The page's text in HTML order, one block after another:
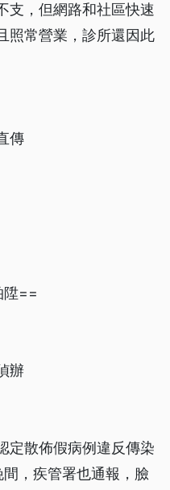
支，但網路和社區快速
照常營業，診所還因此
傳
陞==
辦
定散佈假病例違反傳染
，疾管署也通報，臉